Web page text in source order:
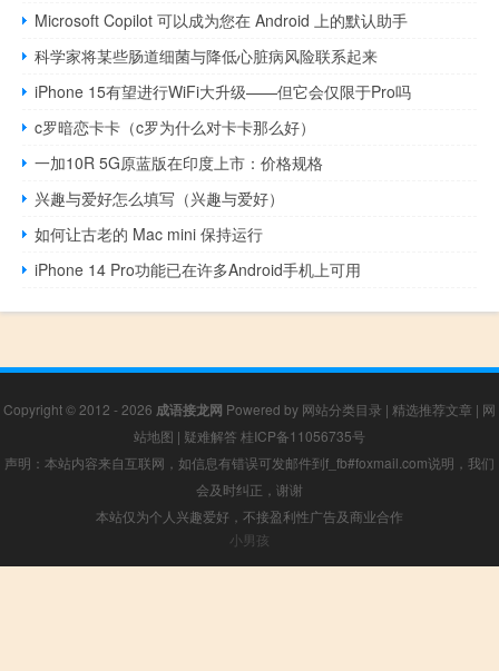
Microsoft Copilot 可以成为您在 Android 上的默认助手
科学家将某些肠道细菌与降低心脏病风险联系起来
iPhone 15有望进行WiFi大升级——但它会仅限于Pro吗
c罗暗恋卡卡（c罗为什么对卡卡那么好）
一加10R 5G原蓝版在印度上市：价格规格
兴趣与爱好怎么填写（兴趣与爱好）
如何让古老的 Mac mini 保持运行
iPhone 14 Pro功能已在许多Android手机上可用
Copyright © 2012 - 2026 成语接龙网 Powered by 网站分类目录 | 精选推荐文章 | 网
站地图 | 疑难解答 桂ICP备11056735号
声明：本站内容来自互联网，如信息有错误可发邮件到f_fb#foxmail.com说明，我们
会及时纠正，谢谢
本站仅为个人兴趣爱好，不接盈利性广告及商业合作
小男孩